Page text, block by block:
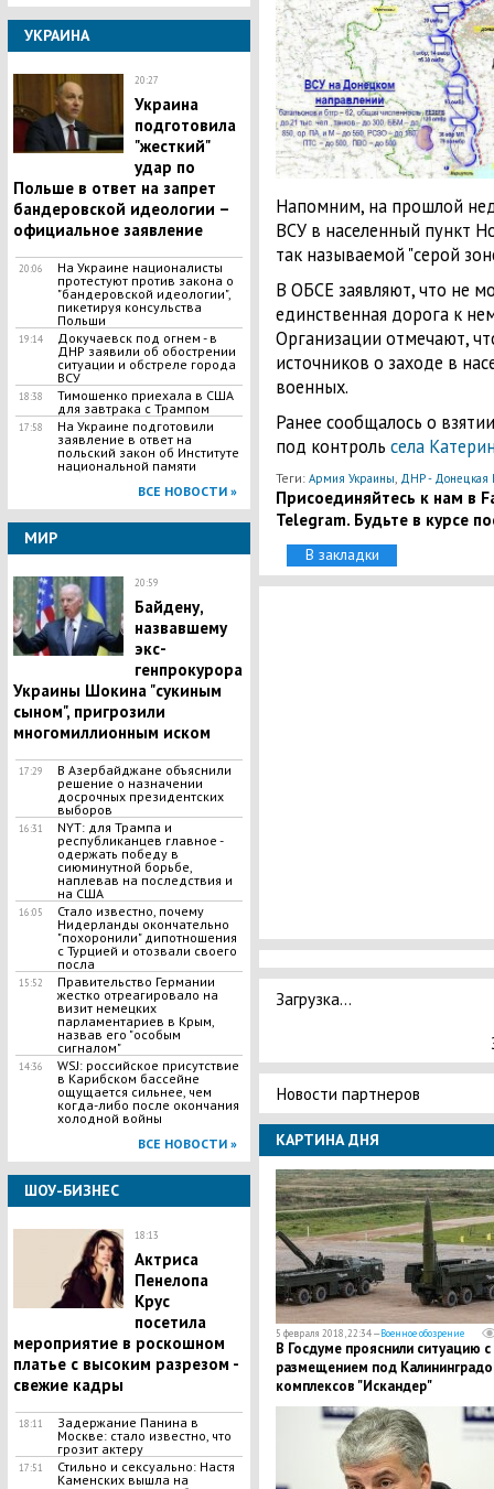
УКРАИНА
20:27
Украина
подготовила
"жесткий"
удар по
Польше в ответ на запрет
бандеровской идеологии –
официальное заявление
20:06
На Украине националисты
протестуют против закона о
"бандеровской идеологии",
пикетируя консульства
Польши
19:14
Докучаевск под огнем - в
ДНР заявили об обострении
ситуации и обстреле города
ВСУ
18:38
Тимошенко приехала в США
для завтрака с Трампом
17:58
На Украине подготовили
заявление в ответ на
польский закон об Институте
национальной памяти
ВСЕ НОВОСТИ »
МИР
20:59
Байдену,
назвавшему
экс-
генпрокурора
Украины Шокина "сукиным
сыном", пригрозили
многомиллионным иском
17:29
В Азербайджане объяснили
решение о назначении
досрочных президентских
выборов
16:31
NYT: для Трампа и
республиканцев главное -
одержать победу в
сиюминутной борьбе,
наплевав на последствия и
на США
16:05
​Стало известно, почему
Нидерланды окончательно
"похоронили" дипотношения
с Турцией и отозвали своего
посла
15:52
​Правительство Германии
жестко отреагировало на
визит немецких
парламентариев в Крым,
назвав его "особым
сигналом"
14:36
WSJ: российское присутствие
в Карибском бассейне
ощущается сильнее, чем
когда-либо после окончания
холодной войны
ВСЕ НОВОСТИ »
ШОУ-БИЗНЕС
18:13
Актриса
Пенелопа
Крус
посетила
мероприятие в роскошном
платье с высоким разрезом -
свежие кадры
18:11
Задержание Панина в
Москве: стало известно, что
грозит актеру
17:51
Стильно и сексуально: Настя
Каменских вышла на
Напомним, на прошлой
ВСУ в населенный пункт
так называемой "серой
В ОБСЕ заявляют, что не
единственная дорога к
Организации отмечают,
источников о заходе в
военных.
Ранее сообщалось о
под контроль села
Теги: Армия Украины ДНР - Донецкая
Присоединяйтесь к нам в
Telegram. Будьте в курсе
В закладки
Загрузка...
Новости партнеров
КАРТИНА ДНЯ
5 февраля 2018, 22:34 —Военное обозрение
В Госдуме прояснили ситуацию с
размещением под
комплексов "Искандер"